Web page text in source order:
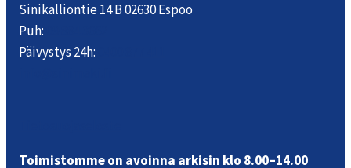
Sinikalliontie 14 B 02630 Espoo
Puh:
Päivystys 24h:
Toimistomme on avoinna arkisin klo 8.00–14.00